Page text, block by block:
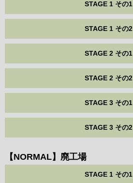
STAGE 1 その1
STAGE 1 その2
STAGE 2 その1
STAGE 2 その2
STAGE 3 その1
STAGE 3 その2
【NORMAL】廃工場
STAGE 1 その1